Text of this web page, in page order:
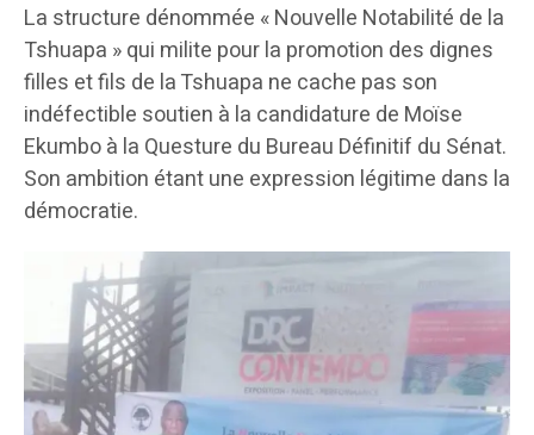
La structure dénommée « Nouvelle Notabilité de la
Tshuapa » qui milite pour la promotion des dignes
filles et fils de la Tshuapa ne cache pas son
indéfectible soutien à la candidature de Moïse
Ekumbo à la Questure du Bureau Définitif du Sénat.
Son ambition étant une expression légitime dans la
démocratie.